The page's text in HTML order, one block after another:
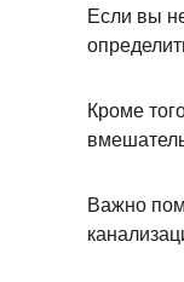
Если вы
Кроме
Важно